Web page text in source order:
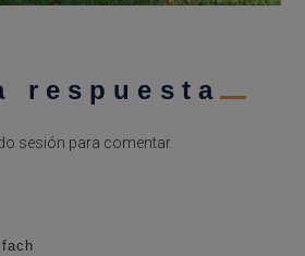
respuesta
sesión para comentar.